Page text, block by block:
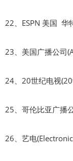
22、ESPN 美国 华
23、美国广播公司
24、20世纪电视
25、哥伦比亚广播
26、艺电